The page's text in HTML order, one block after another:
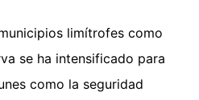
limítrofes como
se ha intensificado para
como la seguridad